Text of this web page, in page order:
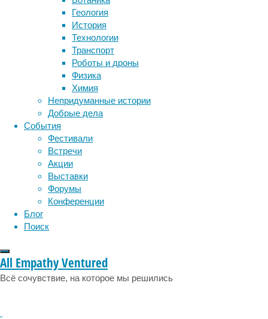
Геология
История
Технологии
Транспорт
Роботы и дроны
Физика
Химия
Непридуманные истории
Добрые дела
События
Фестивали
Встречи
Акции
Выставки
Форумы
Конференции
Блог
Поиск
All Empathy Ventured
Всё сочувствие, на которое мы решились
реакции,
реализуемые
на
уровне
рефлексов
присущие,
помимо
человека,
в
том
числе
и
высшим
приматам
(а
им),
то
здоровье
инструменты и методы
исследования
лекарства медицина
мозг наука
нейробиология
нейрофизиология
поведение
сон социальные проблемы
физиология
эмоции